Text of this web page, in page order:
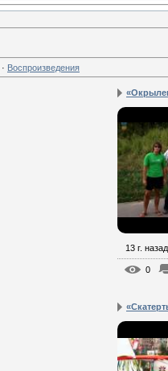
· Воспроизведения
13 г. назад
0